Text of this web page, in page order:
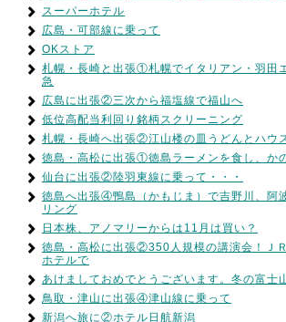
スーパーホテル
広島・可部線に乗って
OKストア
札幌・長崎と出張①札幌でイタリアン・羽田
急
広島に出張②三次から福塩線で福山へ
低位高配当利回り銘柄スクリーニング
札幌・長崎へ出張②江山楼の皿うどんとハウ
徳島・高松に出張①徳島ラーメンを食し、か
仙台に出張②陸羽東線に乗って・・・
徳島へ出張④鴨島（かもじま）で吉野川、阿
リング
日本株、アノマリーからは11月は買い？
徳島・高松に出張②350人規模の講演会！Ｊ
ホテルで
あけましておめでとうございます。冬の富士
鳥取・津山に出張④津山線に乗って
新潟へ旅に②ホテル日航新潟